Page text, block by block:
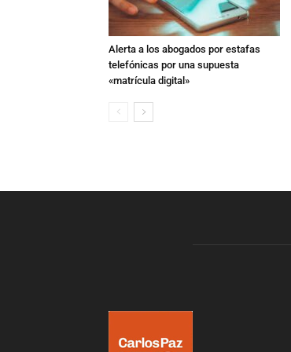
Alerta a los abogados por estafas
telefónicas por una supuesta
«matrícula digital»